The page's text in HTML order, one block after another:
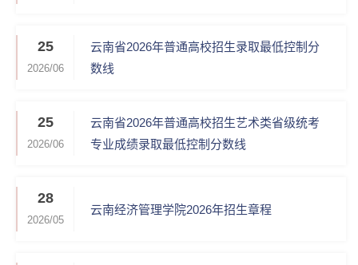
25
2026/06
云南省2026年普通高校招生录取最低控制分
数线
25
2026/06
云南省2026年普通高校招生艺术类省级统考
专业成绩录取最低控制分数线
28
2026/05
云南经济管理学院2026年招生章程